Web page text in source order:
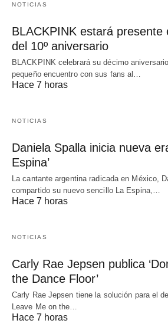
NOTICIAS
BLACKPINK estará presente
del 10º aniversario
BLACKPINK celebrará su décimo
pequeño encuentro con sus fans al…
Hace 7 horas
NOTICIAS
Daniela Spalla inicia nueva
Espina’
La cantante argentina radicada en México,
compartido su nuevo sencillo La Espina,…
Hace 7 horas
NOTICIAS
Carly Rae Jepsen publica
the Dance Floor’
Carly Rae Jepsen tiene la solución para el
Leave Me on the…
Hace 7 horas